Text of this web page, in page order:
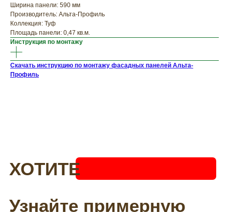
Ширина панели: 590 мм
Производитель: Альта-Профиль
Коллекция: Туф
Площадь панели: 0,47 кв.м.
Инструкция по монтажу
Скачать инструкцию по монтажу фасадных панелей Альта-
Профиль